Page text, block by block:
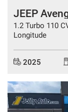
JEEP
1.2 Turbo 110
Longitude
2025
Cookie
Cookie
Cookie